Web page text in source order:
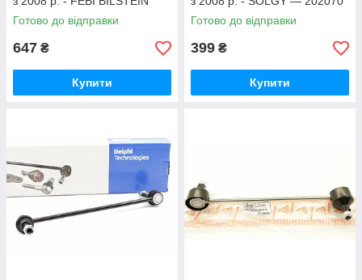
(Німеччина) - 21015
Готово до відправки
647 ₴
Купити
Готово до відправки
399 ₴
Купити